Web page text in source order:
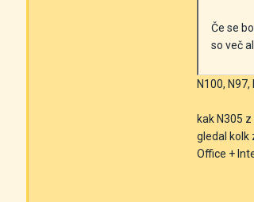
Če se
so več
N100,
kak N305
gledal kolk
Office +